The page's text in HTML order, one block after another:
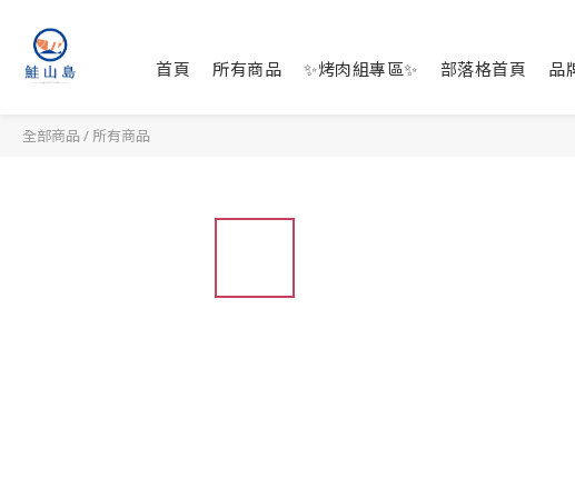
首頁 所有商品 ✨烤肉組專區✨ 部落格首頁 品
全部商品 / 所有商品